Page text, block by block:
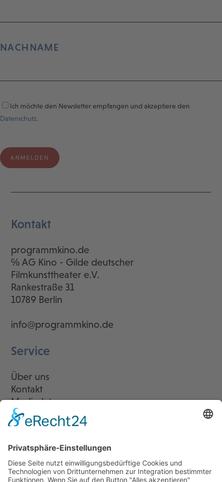
NACHNAME
Ich möchte den Newsletter empfangen und akzeptiere den
Datenschutz.
Kontakt
programmkino.de
℅ AG Kino - Gilde deutscher
Filmkunsttheater e.V.
Rankestraße 31
10789 Berlin
info@programmkino.de
Service
Über uns
Kontakt
Mediadaten
Newsletter
LogIn
Legal
Impressum